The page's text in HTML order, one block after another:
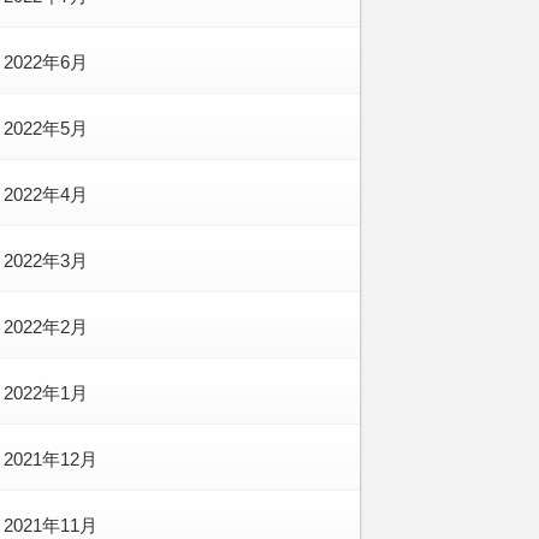
2022年6月
2022年5月
2022年4月
2022年3月
2022年2月
2022年1月
2021年12月
2021年11月